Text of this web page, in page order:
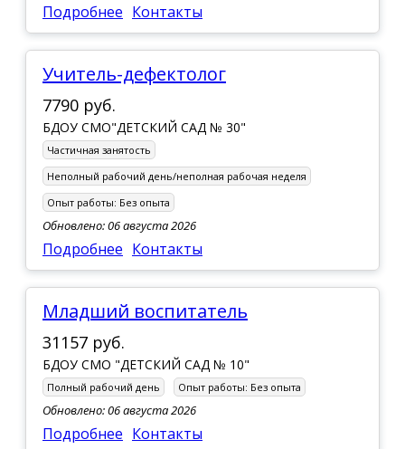
Подробнее Контакты
учитель-дефектолог
7790 руб.
БДОУ СМО"ДЕТСКИЙ САД № 30"
Частичная занятость
Неполный рабочий день/неполная рабочая неделя
Опыт работы: Без опыта
Обновлено: 06 августа 2026
Подробнее Контакты
Младший воспитатель
31157 руб.
БДОУ СМО "ДЕТСКИЙ САД № 10"
Полный рабочий день Опыт работы: Без опыта
Обновлено: 06 августа 2026
Подробнее Контакты